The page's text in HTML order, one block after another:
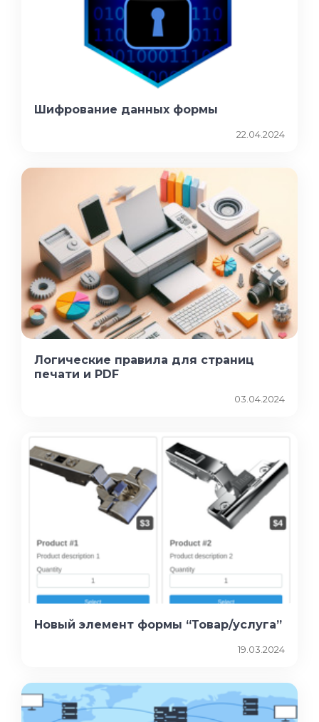
Шифрование данных формы
22.04.2024
Логические правила для страниц
печати и PDF
03.04.2024
Новый элемент формы “Товар/услуга”
19.03.2024